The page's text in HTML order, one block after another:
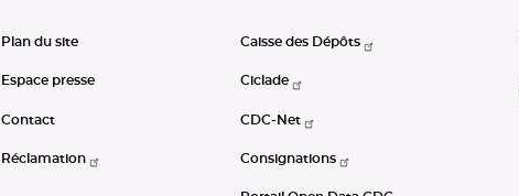
Plan du site
Espace presse
Contact
Réclamation
Caisse des Dépôts
Ciclade
CDC-Net
Consignations